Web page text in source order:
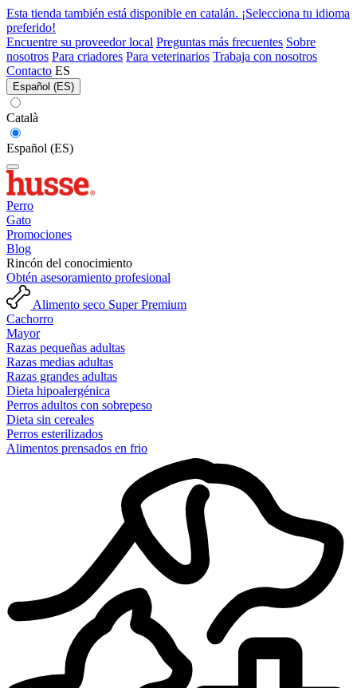
Esta tienda también está disponible en catalán. ¡Selecciona tu idioma
preferido!
Encuentre su proveedor local Preguntas más frecuentes Sobre
nosotros Para criadores Para veterinarios Trabaja con nosotros
Contacto ES
Español (ES)
Català
Español (ES)
Perro
Gato
Promociones
Blog
Rincón del conocimiento
Obtén asesoramiento profesional
Alimento seco Super Premium
Cachorro
Mayor
Razas pequeñas adultas
Razas medias adultas
Razas grandes adultas
Dieta hipoalergénica
Perros adultos con sobrepeso
Dieta sin cereales
Perros esterilizados
Alimentos prensados en frio